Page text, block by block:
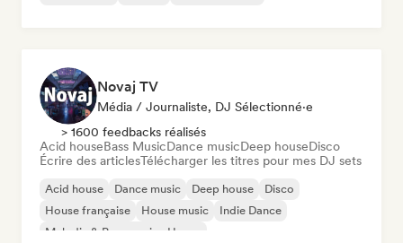
Novaj TV
Média / Journaliste, DJ Sélectionné·e
> 1600 feedbacks réalisés
Acid houseBass MusicDance musicDeep houseDisco
Écrire des articlesTélécharger les titres pour mes DJ sets
Acid house Dance music Deep house
Disco
House française
House music
Indie Dance
Melodic & Progressive House